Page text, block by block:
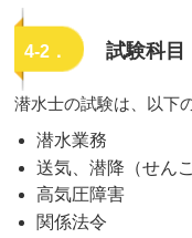
4-2． 試験科目
潜水士の試験は、以下
潜水業務
送気、潜降（せん
高気圧障害
関係法令